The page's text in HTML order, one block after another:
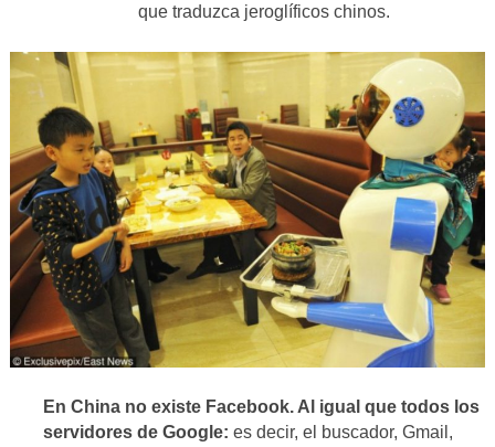
que traduzca jeroglíficos chinos.
En China no existe Facebook. Al igual que todos los
servidores de Google:es decir, el buscador, Gmail,